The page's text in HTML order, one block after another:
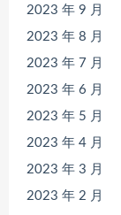
2023 年 9 月
2023 年 8 月
2023 年 7 月
2023 年 6 月
2023 年 5 月
2023 年 4 月
2023 年 3 月
2023 年 2 月